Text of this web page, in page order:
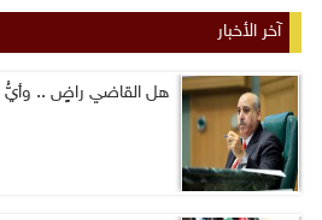
آخر الأخبار
هل القاضي راضٍ .. وأيُّ